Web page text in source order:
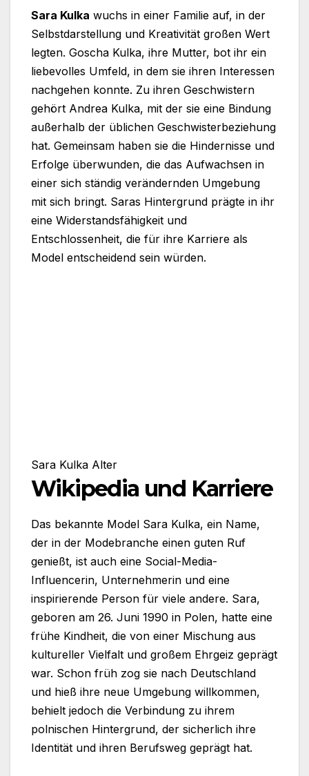
Sara Kulka wuchs in einer Familie auf, in der
Selbstdarstellung und Kreativität großen Wert
legten. Goscha Kulka, ihre Mutter, bot ihr ein
liebevolles Umfeld, in dem sie ihren Interessen
nachgehen konnte. Zu ihren Geschwistern
gehört Andrea Kulka, mit der sie eine Bindung
außerhalb der üblichen Geschwisterbeziehung
hat. Gemeinsam haben sie die Hindernisse und
Erfolge überwunden, die das Aufwachsen in
einer sich ständig verändernden Umgebung
mit sich bringt. Saras Hintergrund prägte in ihr
eine Widerstandsfähigkeit und
Entschlossenheit, die für ihre Karriere als
Model entscheidend sein würden.
Sara Kulka Alter
Wikipedia und Karriere
Das bekannte Model Sara Kulka, ein Name,
der in der Modebranche einen guten Ruf
genießt, ist auch eine Social-Media-
Influencerin, Unternehmerin und eine
inspirierende Person für viele andere. Sara,
geboren am 26. Juni 1990 in Polen, hatte eine
frühe Kindheit, die von einer Mischung aus
kultureller Vielfalt und großem Ehrgeiz geprägt
war. Schon früh zog sie nach Deutschland
und hieß ihre neue Umgebung willkommen,
behielt jedoch die Verbindung zu ihrem
polnischen Hintergrund, der sicherlich ihre
Identität und ihren Berufsweg geprägt hat.